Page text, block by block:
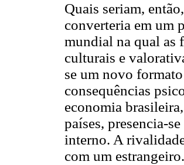
Quais seriam,
converteria em um
mundial na qual as
culturais e
se um novo
consequências
economia
países, presencia-
interno. A
com um estrangeiro.